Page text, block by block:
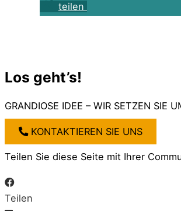
teilen
Los geht’s!
GRANDIOSE IDEE – WIR SETZEN SIE
KONTAKTIEREN SIE UNS
Teilen Sie diese Seite mit Ihrer
Teilen